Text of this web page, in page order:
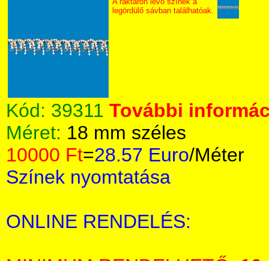
legördülő sávban találhatóak.
Kód: 39311 További
Méret: 18 mm széles
10000 Ft=28.57 Euro/Méter
Színek nyomtatása
ONLINE RENDELÉS: